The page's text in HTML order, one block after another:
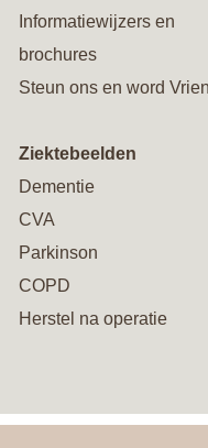
Informatiewijzers en
brochures
Steun ons en word
Ziektebeelden
Dementie
CVA
Parkinson
COPD
Herstel na operatie